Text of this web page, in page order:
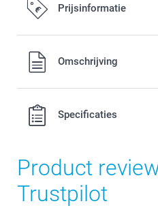
Prijsinformatie
Alle prijzen zijn in EURO (€)
verzendkosten.Omschrijving
Specificaties
Product
Trustpilot